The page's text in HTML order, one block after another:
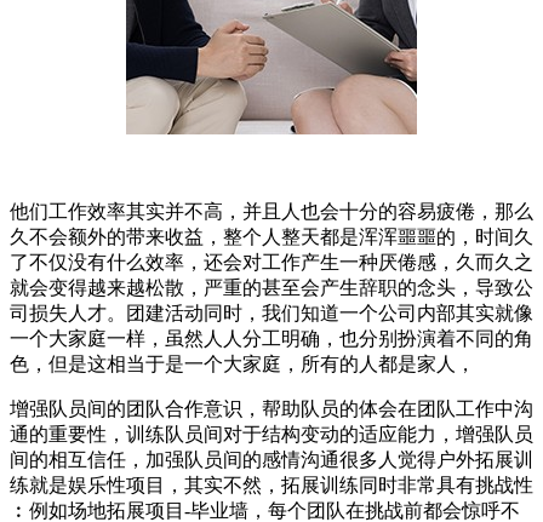
他们工作效率其实并不高，并且人也会十分的容易疲倦，那么
久不会额外的带来收益，整个人整天都是浑浑噩噩的，时间久
了不仅没有什么效率，还会对工作产生一种厌倦感，久而久之
就会变得越来越松散，严重的甚至会产生辞职的念头，导致公
司损失人才。团建活动同时，我们知道一个公司内部其实就像
一个大家庭一样，虽然人人分工明确，也分别扮演着不同的角
色，但是这相当于是一个大家庭，所有的人都是家人，
增强队员间的团队合作意识，帮助队员的体会在团队工作中沟
通的重要性，训练队员间对于结构变动的适应能力，增强队员
间的相互信任，加强队员间的感情沟通很多人觉得户外拓展训
练就是娱乐性项目，其实不然，拓展训练同时非常具有挑战性
︰例如场地拓展项目-毕业墙，每个团队在挑战前都会惊呼不